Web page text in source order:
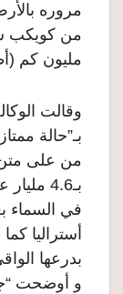
مروره
مليون كم
وقالت
بـ”حالة
من على متن
بـ4.6
في السماء
أستراليا
و أوضحت